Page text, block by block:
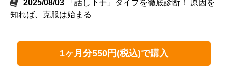
2025/08/03
「話し下手」タイプを徹底診断！ 原因を
知れば、克服は始まる
1ヶ月分550円(税込)で購入